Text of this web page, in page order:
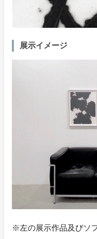
展示イメージ
※左の展示作品及びソ